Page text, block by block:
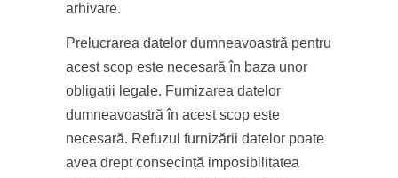
arhivare.
Prelucrarea datelor dumneavoastră pentru
acest scop este necesară în baza unor
obligații legale. Furnizarea datelor
dumneavoastră în acest scop este
necesară. Refuzul furnizării datelor poate
avea drept consecință imposibilitatea